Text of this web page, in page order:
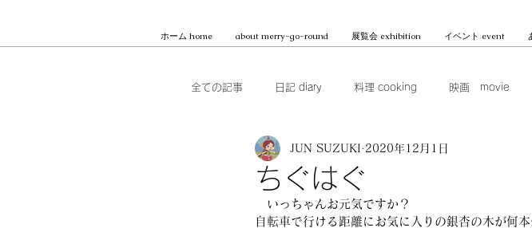
ホーム home about merry-go-round 展覧会 exhibition イベント event
全ての記事 日記 diary 料理 cooking 映画 movie
本 books ブッククラブ book club 展覧会 exhibition
MilK JAPON, archive 一子と潤のあーだこーだ日記
ちぐはぐ
JUN SUZUKI 2020年12月1日
いっちゃんお元気ですか？
自転車で行ける距離にお気に入りの銀杏の木が何本